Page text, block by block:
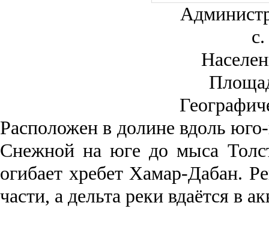
Рас­положен в долине вдоль
Снежной на юге до мыса
огибает хребет Хамар-Дабан.
части, а дельта реки вда­ётся в